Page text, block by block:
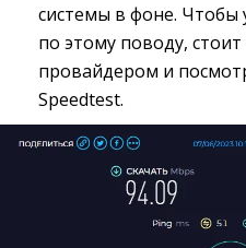
системы в фоне. Чтобы
по этому поводу, стоит
провайдером и
Speedtest.